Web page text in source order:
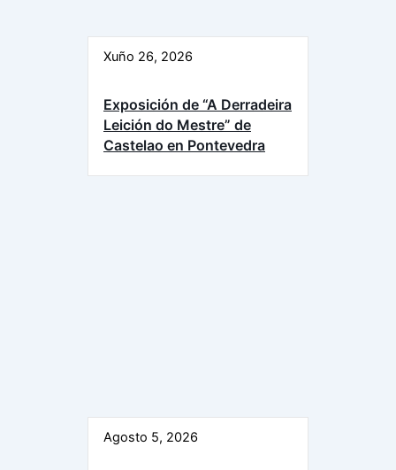
Xuño 26, 2026
Exposición de “A Derradeira
Leición do Mestre” de
Castelao en Pontevedra
Agosto 5, 2026